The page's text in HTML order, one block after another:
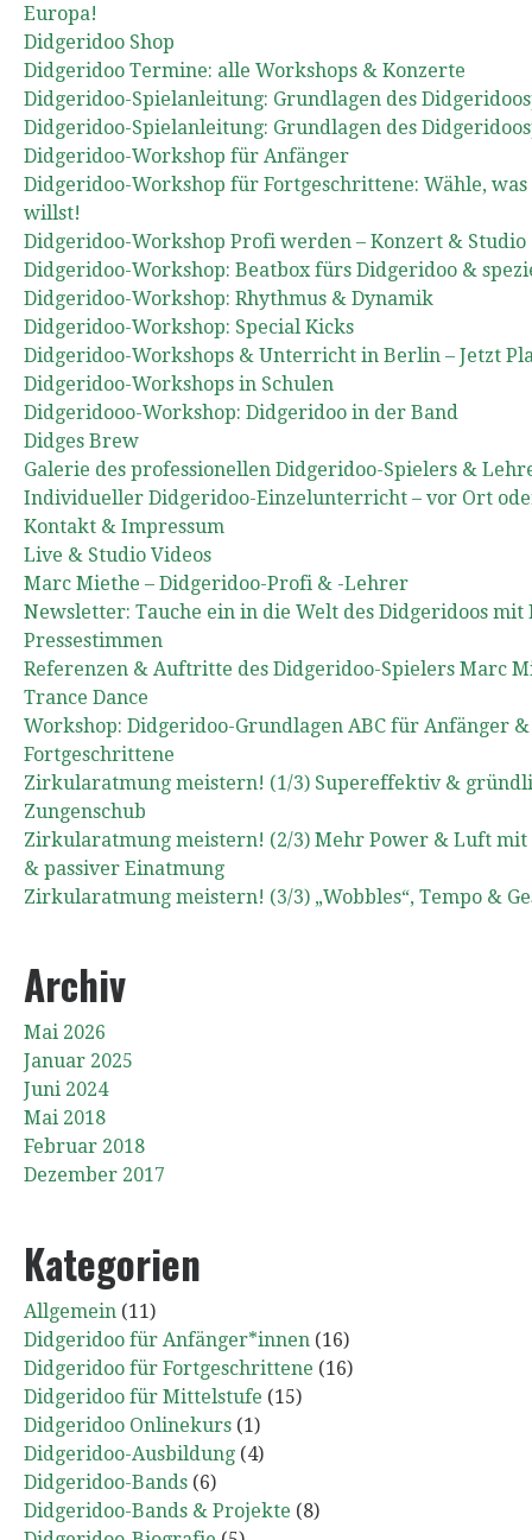
Europa!
Didgeridoo Shop
Didgeridoo Termine: alle Workshops & Konzerte
Didgeridoo-Spielanleitung: Grundlagen des
Didgeridoo-Spielanleitung: Grundlagen des
Didgeridoo-Workshop für Anfänger
Didgeridoo-Workshop für Fortgeschrittene: Wähle,
willst!
Didgeridoo-Workshop Profi werden – Konzert & Studio
Didgeridoo-Workshop: Beatbox fürs Didgeridoo &
Didgeridoo-Workshop: Rhythmus & Dynamik
Didgeridoo-Workshop: Special Kicks
Didgeridoo-Workshops & Unterricht in Berlin – Jetzt
Didgeridoo-Workshops in Schulen
Didgeridooo-Workshop: Didgeridoo in der Band
Didges Brew
Galerie des professionellen Didgeridoo-Spielers &
Individueller Didgeridoo-Einzelunterricht – vor Ort
Kontakt & Impressum
Live & Studio Videos
Marc Miethe – Didgeridoo-Profi & -Lehrer
Newsletter: Tauche ein in die Welt des Didgeridoos
Pressestimmen
Referenzen & Auftritte des Didgeridoo-Spielers Marc
Trance Dance
Workshop: Didgeridoo-Grundlagen ABC für Anfänger &
Fortgeschrittene
Zirkularatmung meistern! (1/3) Supereffektiv &
Zungenschub
Zirkularatmung meistern! (2/3) Mehr Power & Luft mit
& passiver Einatmung
Zirkularatmung meistern! (3/3) „Wobbles“, Tempo &
Archiv
Mai 2026
Januar 2025
Juni 2024
Mai 2018
Februar 2018
Dezember 2017
Kategorien
Allgemein (11)
Didgeridoo für Anfänger*innen (16)
Didgeridoo für Fortgeschrittene (16)
Didgeridoo für Mittelstufe (15)
Didgeridoo Onlinekurs (1)
Didgeridoo-Ausbildung (4)
Didgeridoo-Bands (6)
Didgeridoo-Bands & Projekte (8)